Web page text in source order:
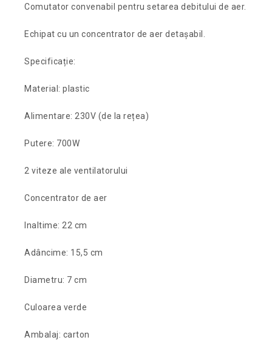
Comutator convenabil pentru setarea debitului de aer.
Echipat cu un concentrator de aer detașabil.
Specificație:
Material: plastic
Alimentare: 230V (de la rețea)
Putere: 700W
2 viteze ale ventilatorului
Concentrator de aer
Inaltime: 22 cm
Adâncime: 15,5 cm
Diametru: 7 cm
Culoarea verde
Ambalaj: carton